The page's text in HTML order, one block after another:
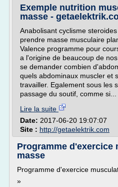
Exemple nutrition
masse -
Anabolisant cyclisme
prendre masse musculaire
Valence programme pour
a l'origine de beaucoup de
se demander combien
quels abdominaux muscler et
travailler. Egalement sous les
passage du soutif, comme si...
Lire la suite
Date: 2017-06-20 19:07:07
Site : http://getaelektrik.com
Programme d'exercice
masse
Programme d'exercice
»